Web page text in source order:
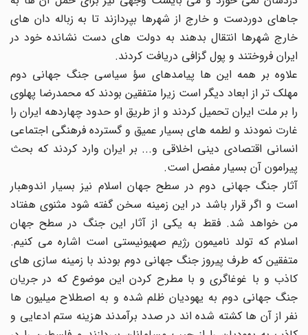
جاهای دوردست و خارج از شهرها بپردازند تا به زباله دان های
خارج شهرها انتقال بدهند به دولت های دست نشانده خود در
ایران فروختند و پول گزافی دریافت کردند.
علاوه بر همه این ها پیامدهای سؤ سیاسی جنگ جهانی دوم
مهلک تر از ابعاد دیگر است زیرا متفقین بودند که محمدرضا پهلوی
را بر ملت ایران تحمیل کردند و از طریق او حدود چهاردهه ایران را
غارت نمودند و لطمه های بسیار عمیق و گسترده فرهنگی اجتماعی
انسانی اقتصادی دینی اخلاقی و... بر ایران وارد کردند که بحث
پیرامون آن بسیار مفصل است.
آثار جنگ جهانی دوم در سطح جهان اسلام نیز بسیار اندوهبار
است و اگر قرار باشد در این زمینه سخن گفته شود مثنوی هفتاد
من خواهد شد. فقط به یکی از آثار این جنگ در سطح جهان
اسلام که تولد نامیمون رژیم صهیونیستی است اشاره می کنیم.
متفقین که طرف پیروز جنگ جهانی دوم بودند با زمینه سازی های
کاذب و با غوغاگری و با مطرح کردن این موضوع که در جریان
جنگ جهانی دوم به یهودیان ظلم شده و به اصطلاح میلیون ها
نفر از آن ها کشته شده اند در صدد برآمدند هزینه ستم ادعایی و